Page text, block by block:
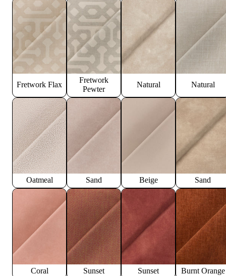
Fretwork Flax
Fretwork
Pewter
Natural Natural
Oatmeal Sand Beige Sand
Coral Sunset Sunset Burnt Orange